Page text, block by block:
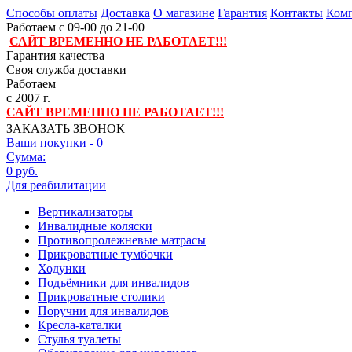
Способы оплаты Доставка О магазине Гарантия Контакты
Работаем с 09-00 до 21-00
САЙТ ВРЕМЕННО НЕ РАБОТАЕТ!!!
Гарантия качества
Своя служба доставки
Работаем
с 2007 г.
САЙТ ВРЕМЕННО НЕ РАБОТАЕТ!!!
ЗАКАЗАТЬ ЗВОНОК
Ваши покупки - 0
Сумма:
0 руб.
Для реабилитации
Вертикализаторы
Инвалидные коляски
Противопролежневые матрасы
Прикроватные тумбочки
Ходунки
Подъёмники для инвалидов
Прикроватные столики
Поручни для инвалидов
Кресла-каталки
Стулья туалеты